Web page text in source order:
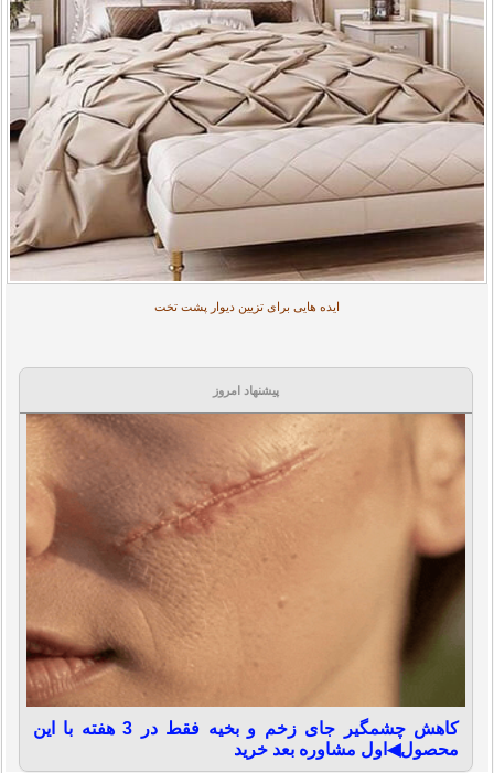
ایده هایی برای تزیین دیوار پشت تخت
پیشنهاد امروز
کاهش چشمگیر جای زخم و بخیه فقط در 3 هفته با این
محصول◀اول مشاوره بعد خرید